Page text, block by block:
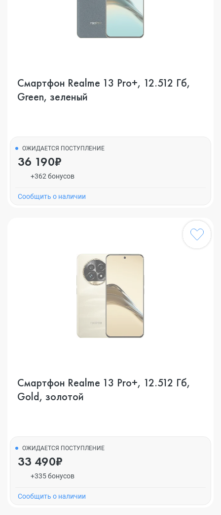
Смартфон Realme 13 Pro+, 12.512 Гб,
Green, зеленый
ОЖИДАЕТСЯ ПОСТУПЛЕНИЕ
36 190₽
+362 бонусов
Cообщить о наличии
Смартфон Realme 13 Pro+, 12.512 Гб,
Gold, золотой
ОЖИДАЕТСЯ ПОСТУПЛЕНИЕ
33 490₽
+335 бонусов
Cообщить о наличии